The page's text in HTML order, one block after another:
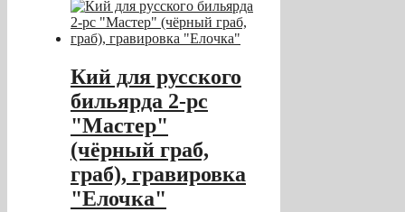
Кий для русского
бильярда 2-pc
"Мастер"
(чёрный граб,
граб), гравировка
"Елочка"